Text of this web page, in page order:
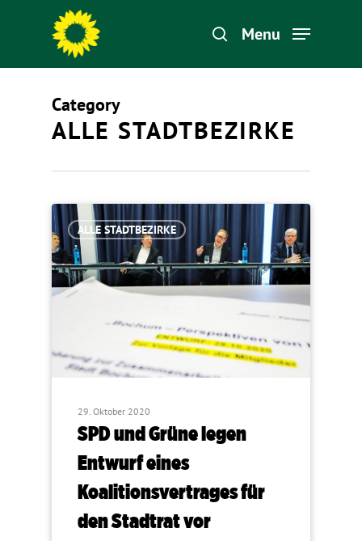
Hit enter to search or ESC to close
Menu
Category
ALLE STADTBEZIRKE
ALLE STADTBEZIRKE
29. Oktober 2020
SPD und Grüne legen
Entwurf eines
Koalitionsvertrages für
den Stadtrat vor